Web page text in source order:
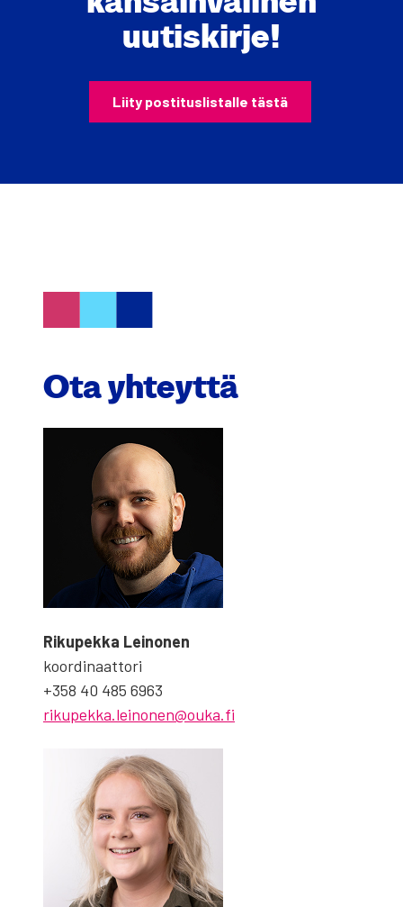
uutis­kir­je!
Lii­ty pos­ti­tus­lis­tal­le täs­tä
Ota yhteyt­tä
Riku­pek­ka Lei­no­nen
koor­di­naat­to­ri
+358 40 485 6963
rikupekka.leinonen@ouka.fi